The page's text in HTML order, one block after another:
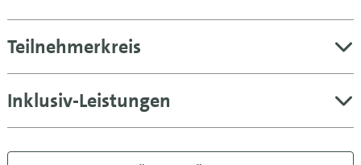
Teilnehmerkreis
Inklusiv-Leistungen